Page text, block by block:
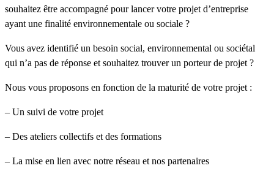
souhaitez être accompagné pour lancer votre projet d’entreprise
ayant une finalité environnementale ou sociale ?
Vous avez identifié un besoin social, environnemental ou sociétal
qui n’a pas de réponse et souhaitez trouver un porteur de projet ?
Nous vous proposons en fonction de la maturité de votre projet :
– Un suivi de votre projet
– Des ateliers collectifs et des formations
– La mise en lien avec notre réseau et nos partenaires